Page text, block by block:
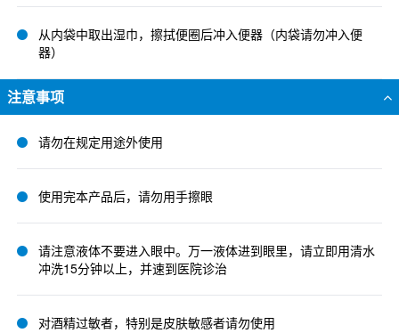
从内袋中取出湿巾，擦拭便圈后冲入便器（内袋请勿冲入便
器）
注意事项
请勿在规定用途外使用
使用完本产品后，请勿用手擦眼
请注意液体不要进入眼中。万一液体进到眼里，请立即用清水
冲洗15分钟以上，并速到医院诊治
对酒精过敏者，特别是皮肤敏感者请勿使用